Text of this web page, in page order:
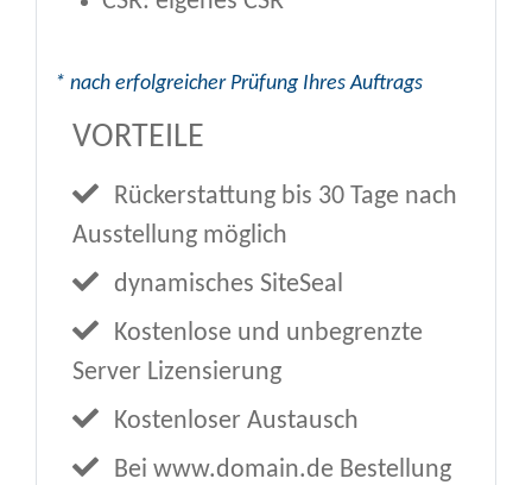
* nach erfolgreicher Prüfung Ihres Auftrags
VORTEILE
Rückerstattung bis 30 Tage nach
Ausstellung möglich
dynamisches SiteSeal
Kostenlose und unbegrenzte
Server Lizensierung
Kostenloser Austausch
Bei www.domain.de Bestellung